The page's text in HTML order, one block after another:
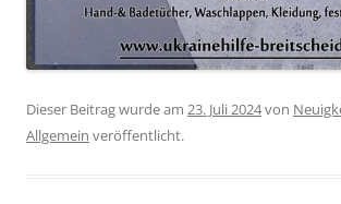
Dieser Beitrag wurde am 23. Juli 2024von
Allgemein veröffentlicht.